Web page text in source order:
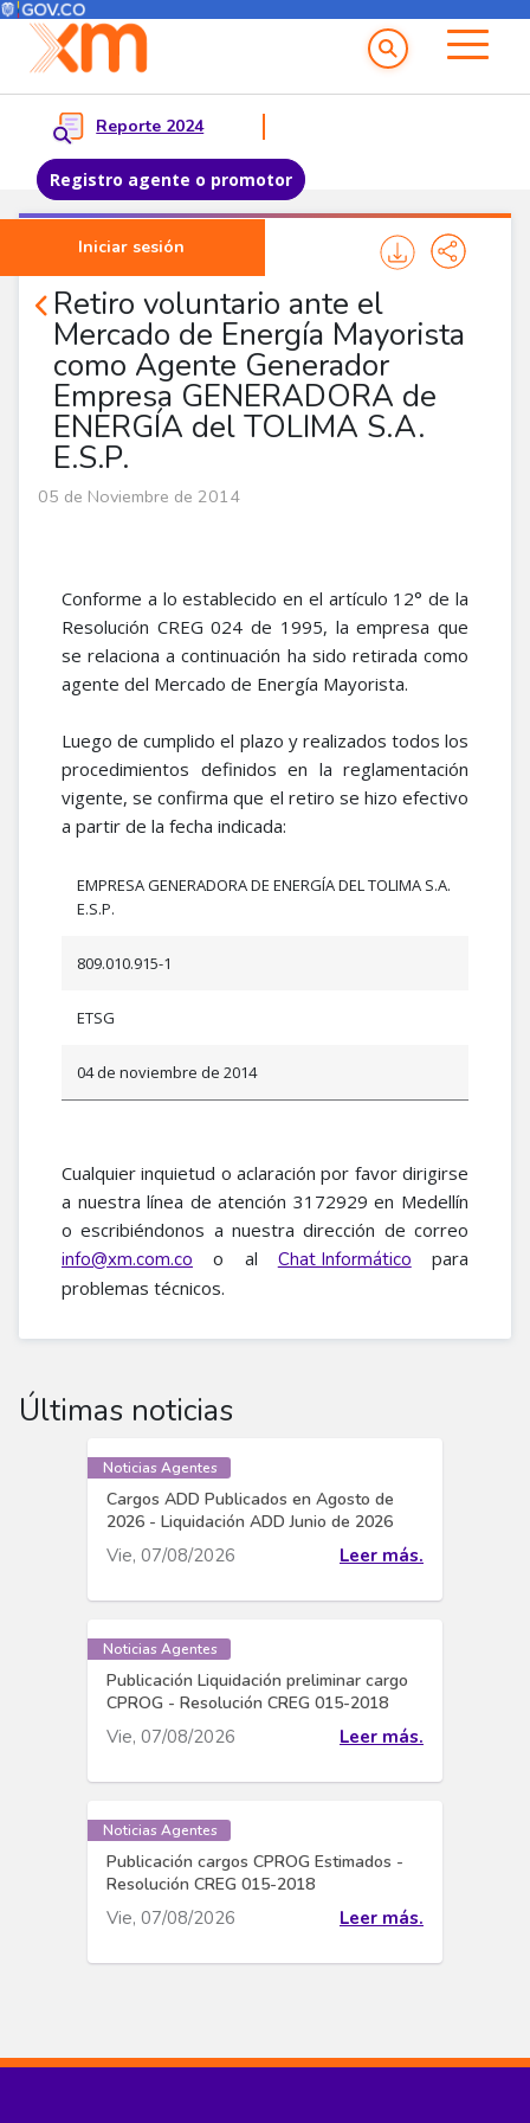
Pasar al contenido principal
Menú del Usuario
Reporte 2024
Registro agente o promotor
Iniciar sesión
Menu principal
Retiro voluntario ante el
Mercado de Energía Mayorista
como Agente Generador
Empresa GENERADORA de
ENERGÍA del TOLIMA S.A.
E.S.P.
Noticias Corporativas
05 de Noviembre de 2014
Conforme a lo establecido en el artículo 12° de la
Resolución CREG 024 de 1995, la empresa que
se relaciona a continuación ha sido retirada como
agente del Mercado de Energía Mayorista.
Luego de cumplido el plazo y realizados todos los
procedimientos definidos en la reglamentación
vigente, se confirma que el retiro se hizo efectivo
a partir de la fecha indicada:
EMPRESA GENERADORA DE ENERGÍA DEL TOLIMA S.A.
E.S.P.
809.010.915-1
ETSG
04 de noviembre de 2014
Cualquier inquietud o aclaración por favor dirigirse
a nuestra línea de atención 3172929 en Medellín
o escribiéndonos a nuestra dirección de correo
info@xm.com.co o al Chat Informático para
problemas técnicos.
Últimas noticias
Noticias Agentes
Cargos ADD Publicados en Agosto de
2026 - Liquidación ADD Junio de 2026
Vie, 07/08/2026 Leer más.
Noticias Agentes
Publicación Liquidación preliminar cargo
CPROG - Resolución CREG 015-2018
Vie, 07/08/2026 Leer más.
Noticias Agentes
Publicación cargos CPROG Estimados -
Resolución CREG 015-2018
Vie, 07/08/2026 Leer más.